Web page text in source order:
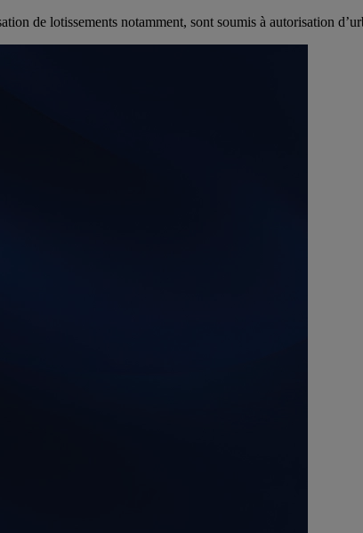
de lotissements notamment, sont soumis à autorisation